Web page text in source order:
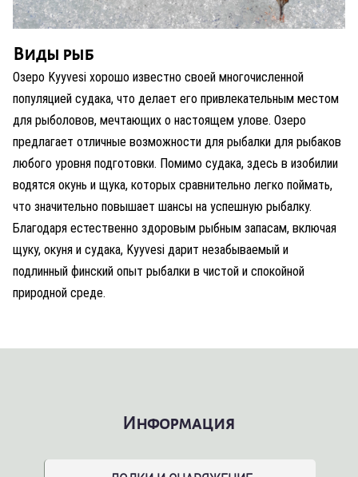
Виды рыб
Озеро Kyyvesi хорошо известно своей многочисленной
популяцией судака, что делает его привлекательным местом
для рыболовов, мечтающих о настоящем улове. Озеро
предлагает отличные возможности для рыбалки для рыбаков
любого уровня подготовки. Помимо судака, здесь в изобилии
водятся окунь и щука, которых сравнительно легко поймать,
что значительно повышает шансы на успешную рыбалку.
Благодаря естественно здоровым рыбным запасам, включая
щуку, окуня и судака, Kyyvesi дарит незабываемый и
подлинный финский опыт рыбалки в чистой и спокойной
природной среде.
Информация